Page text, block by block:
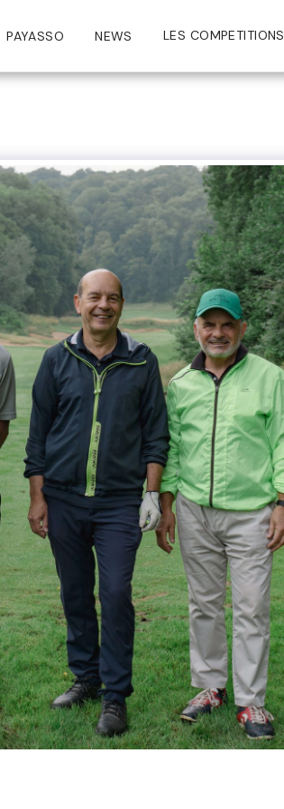
PAYASSO NEWS LES COMPETITIONS